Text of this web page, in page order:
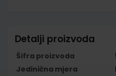
Detalji proizvoda
Šifra proizvoda
Jedinična mjera